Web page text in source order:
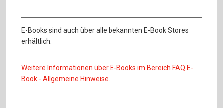
E-Books sind auch über alle bekannten E-Book Stores
erhältlich.
Weitere Informationen über E-Books im Bereich FAQ E-
Book - Allgemeine Hinweise.